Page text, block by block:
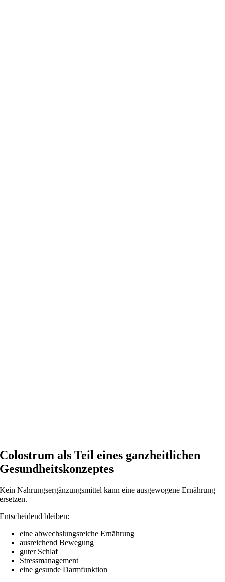
Colostrum als Teil eines ganzheitlichen
Gesundheitskonzeptes
Kein Nahrungsergänzungsmittel kann eine ausgewogene Ernährung
ersetzen.
Entscheidend bleiben:
eine abwechslungsreiche Ernährung
ausreichend Bewegung
guter Schlaf
Stressmanagement
eine gesunde Darmfunktion